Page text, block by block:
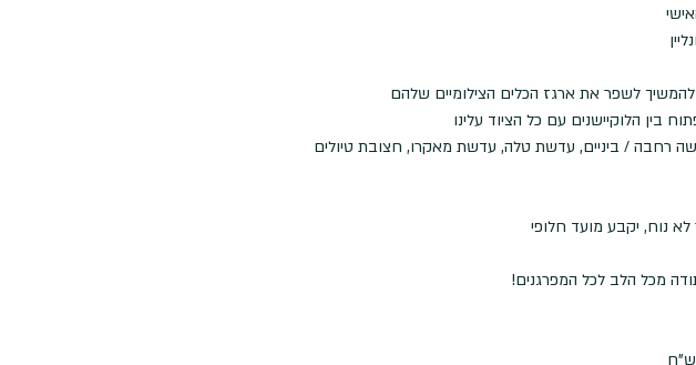
לשפר את ארגז הכלים הצילומיים שלהם
רחבה / ביניים, עדשת טלה, עדשת מאקרו, חצובת טיולים
לא נוח, יקבע מועד חלופי
מכל הלב לכל המפרגנים!